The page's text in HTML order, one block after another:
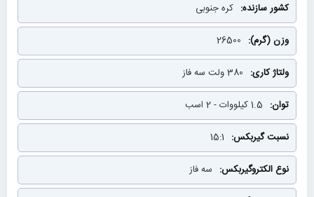
کره جنوبی
26500
380 ولت سه فاز
1.5 کیلووات - 2 اسب
15:1
سه فاز